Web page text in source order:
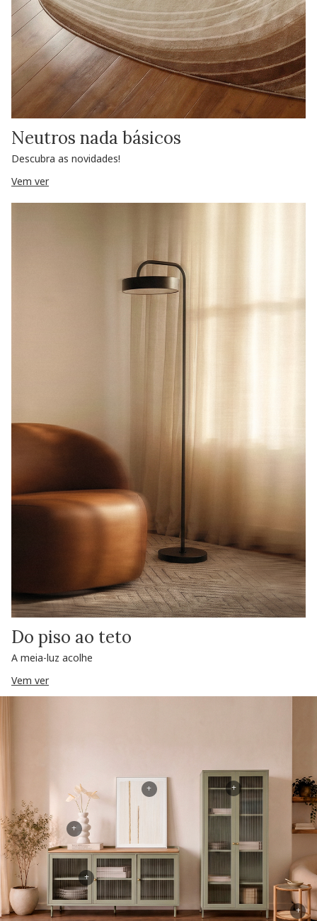
Neutros nada básicos
Descubra as novidades!
Vem ver
Do piso ao teto
A meia-luz acolhe
Vem ver
+
+
+
+
+